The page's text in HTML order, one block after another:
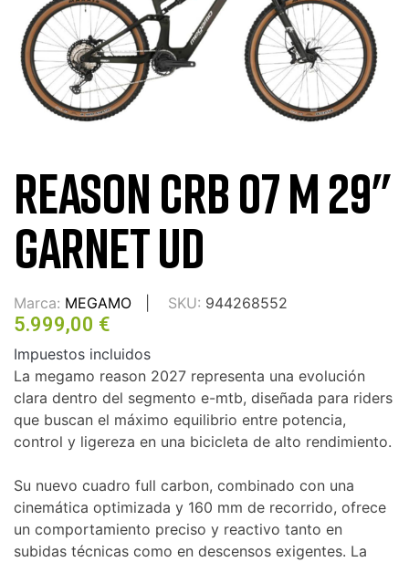
REASON CRB 07 M 29"
GARNET UD
Marca: MEGAMO SKU: 944268552
5.999,00 €
Impuestos incluidos
La megamo reason 2027 representa una evolución
clara dentro del segmento e-mtb, diseñada para riders
que buscan el máximo equilibrio entre potencia,
control y ligereza en una bicicleta de alto rendimiento.
Su nuevo cuadro full carbon, combinado con una
cinemática optimizada y 160 mm de recorrido, ofrece
un comportamiento preciso y reactivo tanto en
subidas técnicas como en descensos exigentes. La